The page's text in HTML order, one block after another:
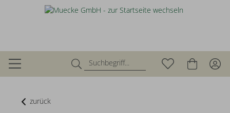
zurück